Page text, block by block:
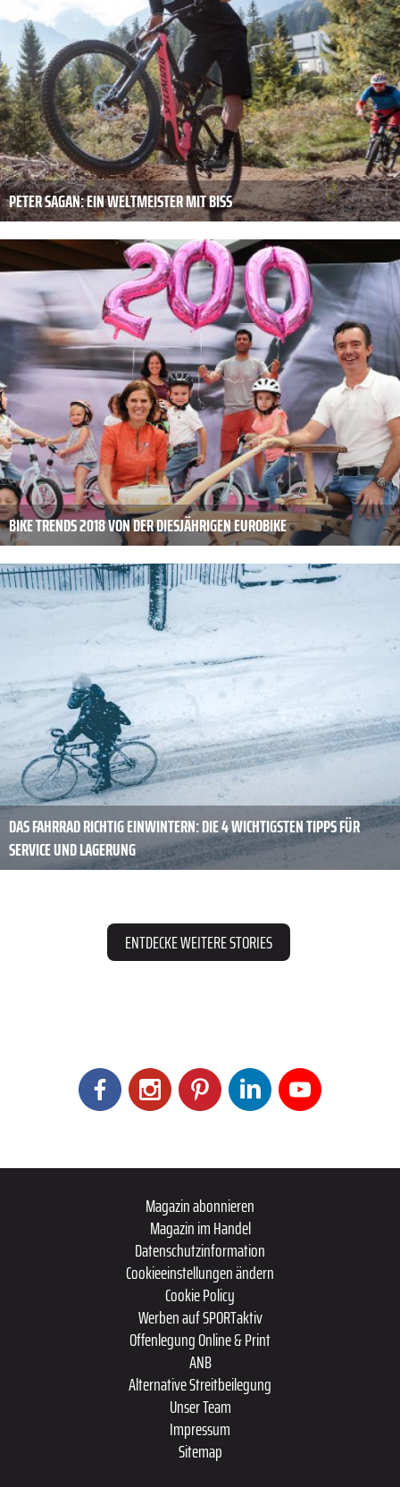
PETER SAGAN: EIN WELTMEISTER MIT BISS
BIKE TRENDS 2018 VON DER DIESJÄHRIGEN EUROBIKE
DAS FAHRRAD RICHTIG EINWINTERN: DIE 4 WICHTIGSTEN TIPPS FÜR
SERVICE UND LAGERUNG
ENTDECKE WEITERE STORIES
Magazin abonnieren
Magazin im Handel
Datenschutzinformation
Cookieeinstellungen ändern
Cookie Policy
Werben auf SPORTaktiv
Offenlegung Online & Print
ANB
Alternative Streitbeilegung
Unser Team
Impressum
Sitemap